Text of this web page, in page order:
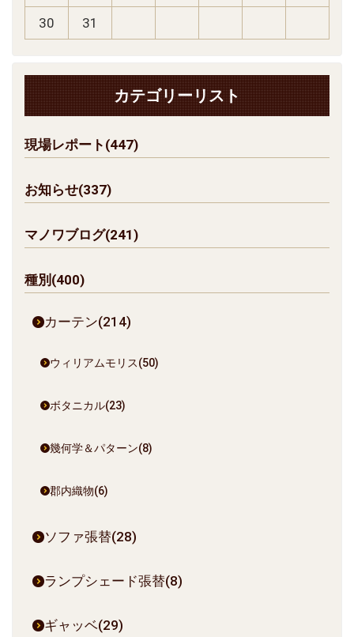
30 31
カテゴリーリスト
現場レポート(447)
お知らせ(337)
マノワブログ(241)
種別(400)
カーテン(214)
ウィリアムモリス(50)
ボタニカル(23)
幾何学＆パターン(8)
郡内織物(6)
ソファ張替(28)
ランプシェード張替(8)
ギャッベ(29)